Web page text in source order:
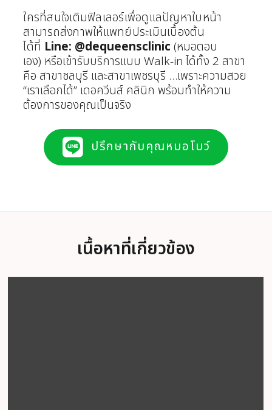
ใครที่สนใจเติมฟิลเลอร์เพื่อดูแลปัญหาใบหน้า
สามารถส่งภาพให้แพทย์ประเมินเบื้องต้น
ได้ที่ Line: @dequeensclinic (หมอตอบ
เอง) หรือเข้ารับบริการแบบ Walk-in ได้ทั้ง 2 สาขา
คือ สาขาชลบุรี และสาขาเพชรบุรี …เพราะความสวย
“เราเลือกได้” เดอควีนส์ คลินิก พร้อมทำให้ความ
ต้องการของคุณเป็นจริง
ปรึกษากับคุณหมอโบว์
เนื้อหาที่เกี่ยวข้อง